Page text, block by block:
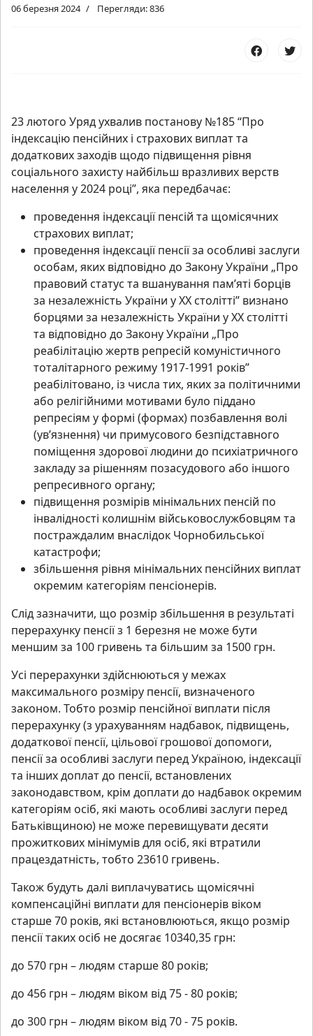
06 березня 2024 Перегляди: 836
23 лютого Уряд ухвалив постанову №185 “Про
індексацію пенсійних і страхових виплат та
додаткових заходів щодо підвищення рівня
соціального захисту найбільш вразливих верств
населення у 2024 році”, яка передбачає:
проведення індексації пенсій та щомісячних
страхових виплат;
проведення індексації пенсії за особливі заслуги
особам, яких відповідно до Закону України „Про
правовий статус та вшанування пам’яті борців
за незалежність України у XX столітті” визнано
борцями за незалежність України у XX столітті
та відповідно до Закону України „Про
реабілітацію жертв репресій комуністичного
тоталітарного режиму 1917-1991 років”
реабілітовано, із числа тих, яких за політичними
або релігійними мотивами було піддано
репресіям у формі (формах) позбавлення волі
(ув’язнення) чи примусового безпідставного
поміщення здорової людини до психіатричного
закладу за рішенням позасудового або іншого
репресивного органу;
підвищення розмірів мінімальних пенсій по
інвалідності колишнім військовослужбовцям та
постраждалим внаслідок Чорнобильської
катастрофи;
збільшення рівня мінімальних пенсійних виплат
окремим категоріям пенсіонерів.
Слід зазначити, що розмір збільшення в результаті
перерахунку пенсії з 1 березня не може бути
меншим за 100 гривень та більшим за 1500 грн.
Усі перерахунки здійснюються у межах
максимального розміру пенсії, визначеного
законом. Тобто розмір пенсійної виплати після
перерахунку (з урахуванням надбавок, підвищень,
додаткової пенсії, цільової грошової допомоги,
пенсії за особливі заслуги перед Україною, індексації
та інших доплат до пенсії, встановлених
законодавством, крім доплати до надбавок окремим
категоріям осіб, які мають особливі заслуги перед
Батьківщиною) не може перевищувати десяти
прожиткових мінімумів для осіб, які втратили
працездатність, тобто 23610 гривень.
Також будуть далі виплачуватись щомісячні
компенсаційні виплати для пенсіонерів віком
старше 70 років, які встановлюються, якщо розмір
пенсії таких осіб не досягає 10340,35 грн:
до 570 грн – людям старше 80 років;
до 456 грн – людям віком від 75 - 80 років;
до 300 грн – людям віком від 70 - 75 років.